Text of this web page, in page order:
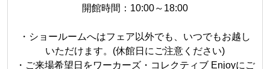
開館時間：10:00～18:00
・ショールームへはフェア以外でも、いつでもお越し
いただけます。(休館日にご注意ください)
・ご来場希望日をワーカーズ・コレクティブ Enjoyにご